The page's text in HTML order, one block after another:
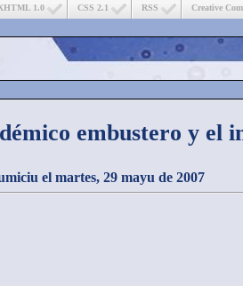
Creative
RSS
CSS 2.1
1.0
embustero y el
el martes, 29 mayu de 2007